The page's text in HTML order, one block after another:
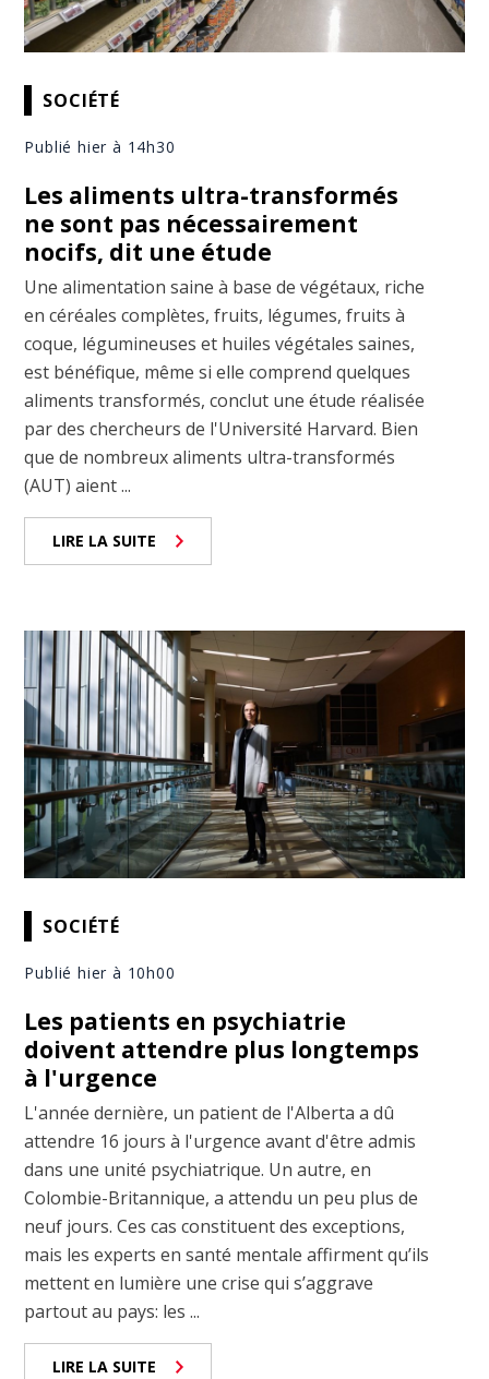
SOCIÉTÉ
Publié hier à 14h30
Les aliments ultra-transformés
ne sont pas nécessairement
nocifs, dit une étude
Une alimentation saine à base de végétaux, riche
en céréales complètes, fruits, légumes, fruits à
coque, légumineuses et huiles végétales saines,
est bénéfique, même si elle comprend quelques
aliments transformés, conclut une étude réalisée
par des chercheurs de l'Université Harvard. Bien
que de nombreux aliments ultra-transformés
(AUT) aient ...
LIRE LA SUITE
SOCIÉTÉ
Publié hier à 10h00
Les patients en psychiatrie
doivent attendre plus longtemps
à l'urgence
L'année dernière, un patient de l'Alberta a dû
attendre 16 jours à l'urgence avant d'être admis
dans une unité psychiatrique. Un autre, en
Colombie-Britannique, a attendu un peu plus de
neuf jours. Ces cas constituent des exceptions,
mais les experts en santé mentale affirment qu’ils
mettent en lumière une crise qui s’aggrave
partout au pays: les ...
LIRE LA SUITE